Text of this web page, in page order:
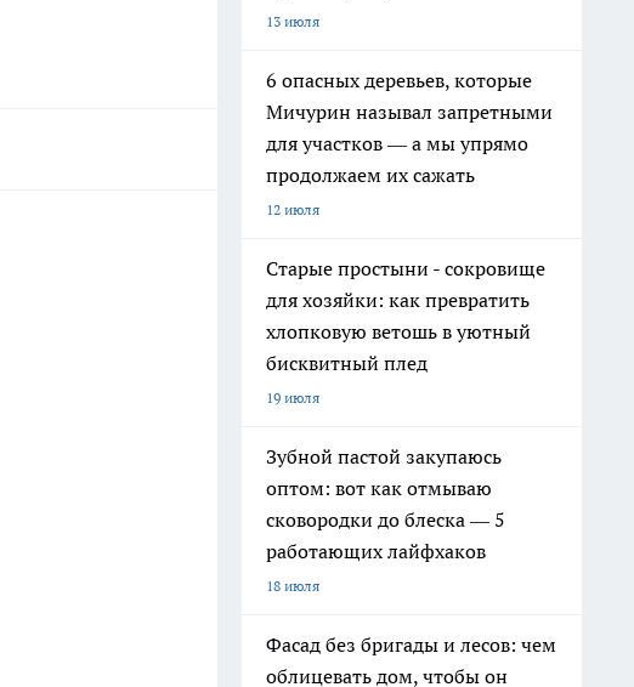
13 июля
6 опасных деревьев, которые
Мичурин называл запретными
для участков — а мы упрямо
продолжаем их сажать
12 июля
Старые простыни - сокровище
для хозяйки: как превратить
хлопковую ветошь в уютный
бисквитный плед
19 июля
Зубной пастой закупаюсь
оптом: вот как отмываю
сковородки до блеска — 5
работающих лайфхаков
18 июля
Фасад без бригады и лесов: чем
облицевать дом, чтобы он